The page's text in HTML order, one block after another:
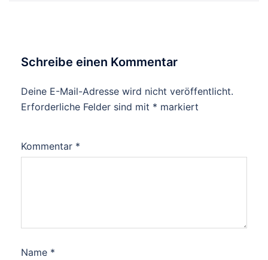
Schreibe einen Kommentar
Deine E-Mail-Adresse wird nicht veröffentlicht.
Erforderliche Felder sind mit * markiert
Kommentar *
Name *